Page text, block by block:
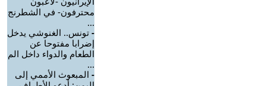
محترفون- في الشطرنج
...
- تونس.. الغنوشي يدخل
إضرابا مفتوحا عن
الطعام والدواء داخل الم
...
- ‏المبعوث الأممي إلى